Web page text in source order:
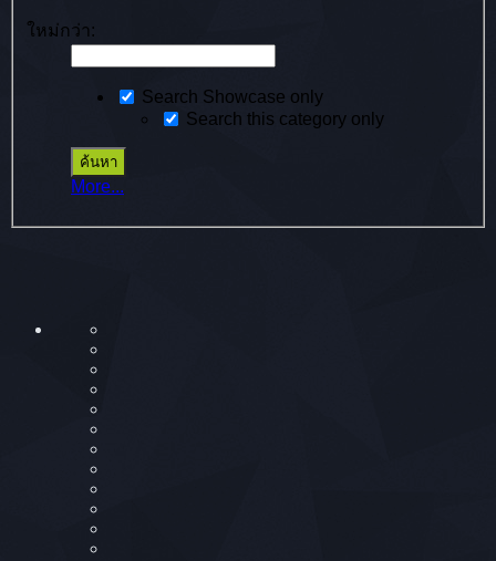
ใหม่กว่า:
Search Showcase only
Search this category only
More...